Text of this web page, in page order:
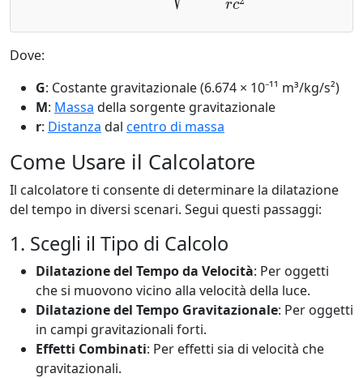
Dove:
G: Costante gravitazionale (6.674 × 10⁻¹¹ m³/kg/s²)
M: Massa della sorgente gravitazionale
r: Distanza dal centro di massa
Come Usare il Calcolatore
Il calcolatore ti consente di determinare la dilatazione
del tempo in diversi scenari. Segui questi passaggi:
1. Scegli il Tipo di Calcolo
Dilatazione del Tempo da Velocità: Per oggetti
che si muovono vicino alla velocità della luce.
Dilatazione del Tempo Gravitazionale: Per oggetti
in campi gravitazionali forti.
Effetti Combinati: Per effetti sia di velocità che
gravitazionali.